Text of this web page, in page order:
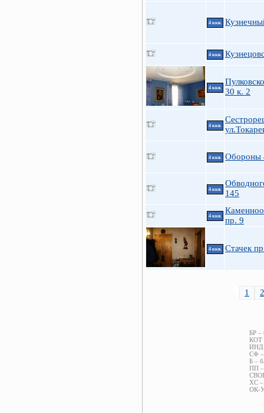
4 ккв.
4 ккв.
4 ккв.
30 к. 2
4 ккв.
4 ккв. Обороны
4 ккв.
145
4 ккв.
пр. 9
4 ккв. Стачек
1 2
БР –
КОТ
ИНД
СФ –
Б –
ПП –
ХС –
ОК-